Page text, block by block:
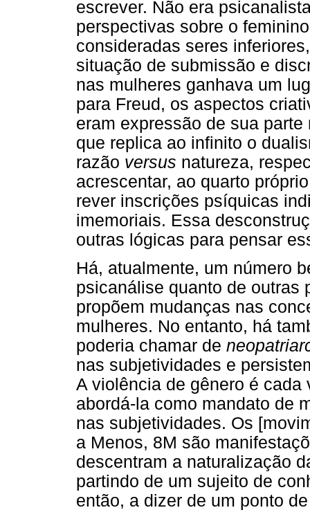
escrever. Não era
perspectivas sobre o
consideradas seres
situação de submissão e
nas mulheres ganhava um
para Freud, os aspectos
eram expressão de sua
que replica ao infinito o
razão versus natureza,
acrescentar, ao quarto
rever inscrições psíquicas
imemoriais. Essa
outras lógicas para pensar
Há, atualmente, um número
psicanálise quanto de outras
propõem mudanças nas
mulheres. No entanto, há
poderia chamar de
nas subjetividades e
A violência de gênero é
abordá-la como mandato de
nas subjetividades. Os
a Menos, 8M são
descentram a naturalização
partindo de um sujeito de
então, a dizer de um ponto